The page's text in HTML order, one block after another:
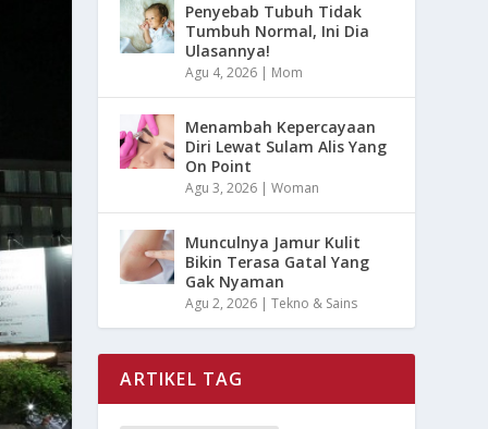
Penyebab Tubuh Tidak
Tumbuh Normal, Ini Dia
Ulasannya!
Agu 4, 2026 | Mom
Menambah Kepercayaan
Diri Lewat Sulam Alis Yang
On Point
Agu 3, 2026 |Woman
Munculnya Jamur Kulit
Bikin Terasa Gatal Yang
Gak Nyaman
Agu 2, 2026 |Tekno & Sains
ARTIKEL TAG